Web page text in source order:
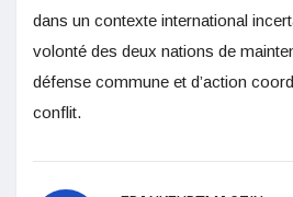
dans un contexte international
volonté des deux nations de
défense commune et d’action
conflit.